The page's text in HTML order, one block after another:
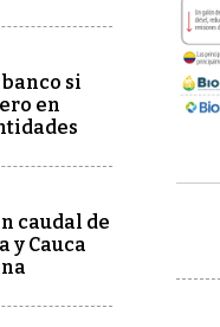
si
en
caudal de
y Cauca